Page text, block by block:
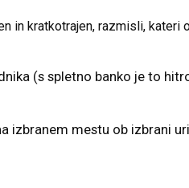
in kratkotrajen, razmisli, kateri
(s spletno banko je to
izbranem mestu ob izbrani uri